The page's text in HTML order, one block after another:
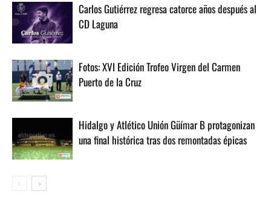
Carlos Gutiérrez regresa catorce años después al
CD Laguna
Fotos: XVI Edición Trofeo Virgen del Carmen
Puerto de la Cruz
Hidalgo y Atlético Unión Güímar B protagonizan
una final histórica tras dos remontadas épicas